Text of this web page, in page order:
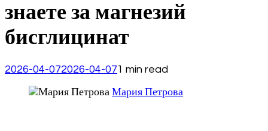
знаете за магнезий
бисглицинат
2026-04-072026-04-071 min read
Мария Петрова